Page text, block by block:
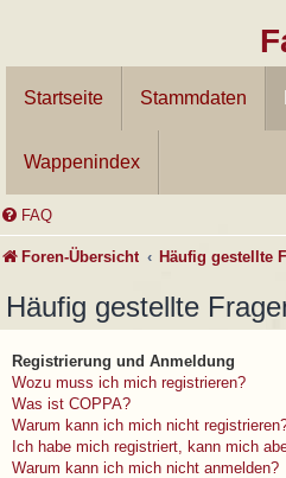
Startseite Stammdaten
Wappenindex
FAQ
Foren-Übersicht Häufig gestellte
Häufig gestellte
Registrierung und Anmeldung
Wozu muss ich mich registrieren?
Was ist COPPA?
Warum kann ich mich nicht
Ich habe mich registriert, kann mich
Warum kann ich mich nicht anmelden?